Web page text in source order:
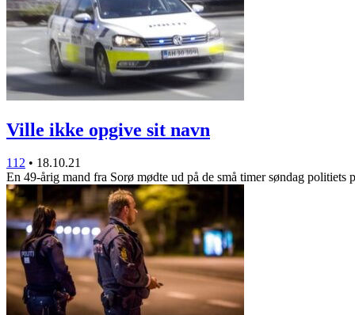
Ville ikke opgive sit navn
112 • 18.10.21
En 49-årig mand fra Sorø mødte ud på de små timer søndag politiets